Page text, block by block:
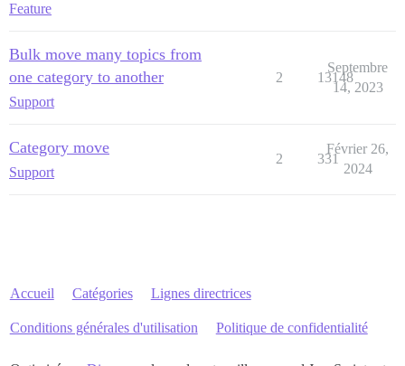
Feature
Bulk move many topics from
one category to another
Support
2 13148
Septembre
14, 2023
Category move
Support
2 331
Février 26,
2024
Accueil Catégories Lignes directrices
Conditions générales d'utilisation Politique de confidentialité